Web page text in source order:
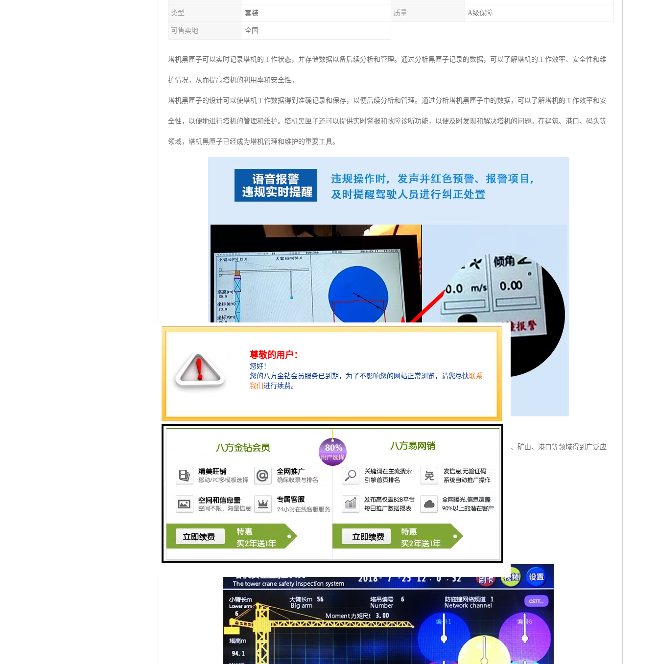
类型 套装 质量 A级保障
可售卖地 全国
塔机黑匣子可以实时记录塔机的工作状态，并存储数据以备后续分析和管理。通过分析黑匣子记录的数据，可以了解塔机的工作效率、安全性和维
护情况，从而提高塔机的利用率和安全性。
塔机黑匣子的设计可以使塔机工作数据得到准确记录和保存，以便后续分析和管理。通过分析塔机黑匣子中的数据，可以了解塔机的工作效率和安
全性，以便地进行塔机的管理和维护。塔机黑匣子还可以提供实时警报和故障诊断功能，以便及时发现和解决塔机的问题。在建筑、港口、码头等
领域，塔机黑匣子已经成为塔机管理和维护的重要工具。
塔机黑匣子还可以帮助管理人员对塔机操作进行监控和评估，以便地管理工程进度和人员配备。塔机黑匣子在建筑、矿山、港口等领域得到广泛应
用，是塔机安全管理和工作效率提升的重要工具。